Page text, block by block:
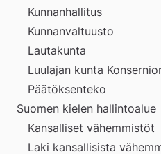
Kunnanhallitus
Kunnanvaltuusto
Lautakunta
Luulajan kunta
Päätöksenteko
Suomen kielen hallintoalue
Kansalliset vähemmistöt
Laki kansallisista